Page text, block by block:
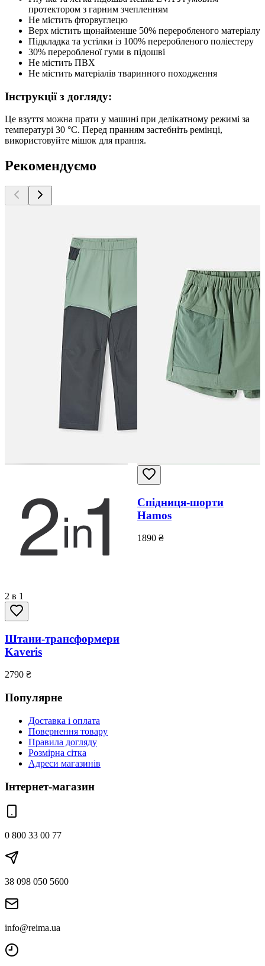
протектором з гарним зчепленням
Не містить фторвуглецю
Верх містить щонайменше 50% переробленого матеріалу
Підкладка та устілки із 100% переробленого поліестеру
30% переробленої гуми в підошві
Не містить ПВХ
Не містить матеріалів тваринного походження
Інструкції з догляду:
Це взуття можна прати у машині при делікатному режимі за
температурі 30 °C. Перед пранням застебніть ремінці,
використовуйте мішок для прання.
Рекомендуємо
2 в 1
Штани-трансформери
Kaveris
2790 ₴
Спідниця-шорти
Hamos
1890 ₴
Популярне
Доставка і оплата
Повернення товару
Правила догляду
Розмірна сітка
Адреси магазинів
Інтернет-магазин
0 800 33 00 77
38 098 050 5600
info@reima.ua